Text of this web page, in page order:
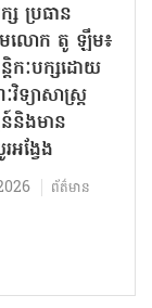
ស ប្រធាន
មលោក តូ ឡឹម៖
តិកៈបក្សដោយ
ទ្យាសាស្ត្រ
និងមាន
អង្វែង
ព័ត៌មាន